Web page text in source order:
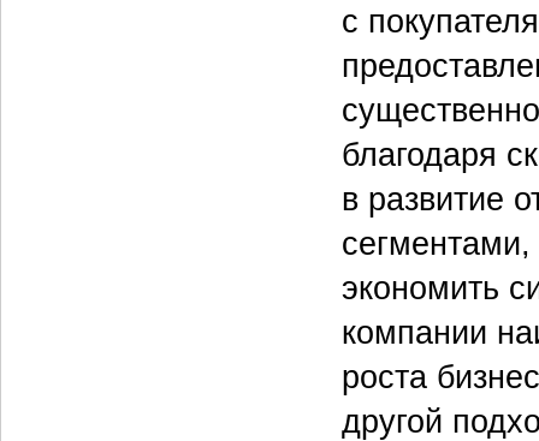
с
благодаря
в развитие
экономить
компании
роста
другой